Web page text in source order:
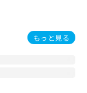
もっと見る